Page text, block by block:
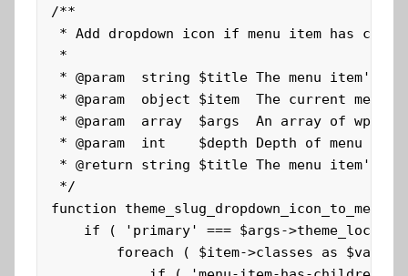
/**
* Add dropdown icon if menu item has
*
* @param  string $title The menu item's
* @param  object $item  The current menu
* @param  array  $args  An array of
* @param  int    $depth Depth of menu
* @return string $title The menu item's
*/
function